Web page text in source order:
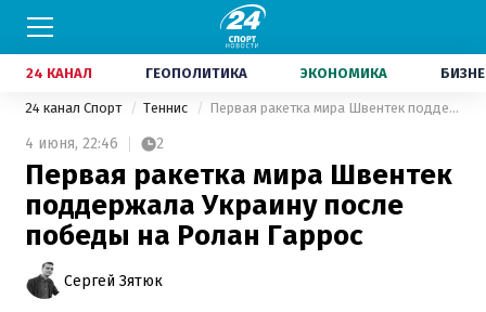
24 КАНАЛ ГЕОПОЛИТИКА ЭКОНОМИКА
24 канал Спорт Теннис Первая ракетка мира Швентек поддержала Украину после победы на Ролан Гаррос
4 июня, 22:46 2
Первая ракетка мира Швентек
поддержала Украину после
победы на Ролан Гаррос
Сергей Зятюк